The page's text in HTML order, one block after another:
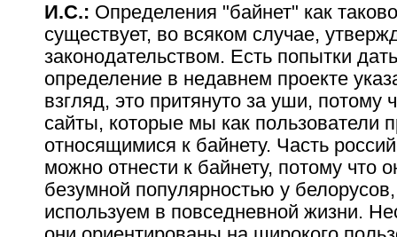
И.С.: Определения "байнет" как
существует, во всяком случае,
законодательством. Есть попытки
определение в недавнем проекте
взгляд, это притянуто за уши, потому
сайты, которые мы как пользователи
относящимися к байнету. Часть
можно отнести к байнету, потому что
безумной популярностью у
используем в повседневной жизни.